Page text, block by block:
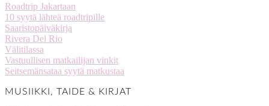
Roadtrip Jakartaan
10 syytä lähteä roadtripille
Saaristopäiväkirja
Rivera Del Rio
Välitilassa
Vastuullisen matkailijan vinkit
Seitsemänsataa syytä matkustaa
MUSIIKKI, TAIDE & KIRJAT